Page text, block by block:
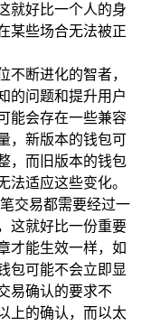
就好比一个人的身
某些场合无法被正
不断进化的智者，
的问题和提升用户
能会存在一些兼容
，新版本的钱包可
，而旧版本的钱包
法适应这些变化。
交易都需要经过一
这就好比一份重要
才能生效一样，如
包可能不会立即显
易确认的要求不
上的确认，而以太